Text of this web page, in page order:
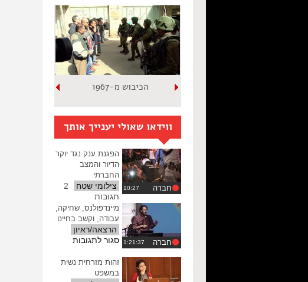
הכיבוש מ-1967
ווידאו שאולי יענייך אותך
חברה
הפגנת ענק נגד יוקר
הדיור והמצב
החברתי
צילומי שטח
2
תגובות
חברה
מיינדפולנס, שחיקה,
עבודה, וקשב בחיינו
הרצאה/ראיון
סגור לתגובותעל
שחיקה,
זהות מזרחית נשית
במשפט